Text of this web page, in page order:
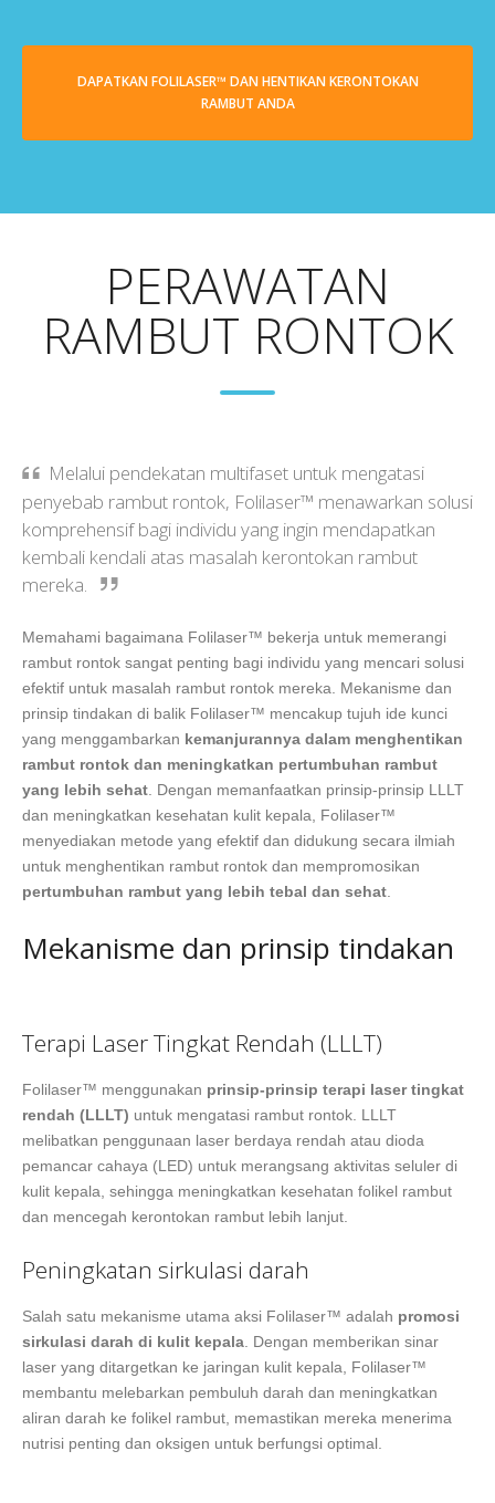
DAPATKAN FOLILASER™ DAN HENTIKAN KERONTOKAN
RAMBUT ANDA
PERAWATAN
RAMBUT RONTOK
Melalui pendekatan multifaset untuk mengatasi
penyebab rambut rontok, Folilaser™ menawarkan solusi
komprehensif bagi individu yang ingin mendapatkan
kembali kendali atas masalah kerontokan rambut
mereka.
Memahami bagaimana Folilaser™ bekerja untuk memerangi
rambut rontok sangat penting bagi individu yang mencari solusi
efektif untuk masalah rambut rontok mereka. Mekanisme dan
prinsip tindakan di balik Folilaser™ mencakup tujuh ide kunci
yang menggambarkan kemanjurannya dalam menghentikan
rambut rontok dan meningkatkan pertumbuhan rambut
yang lebih sehat . Dengan memanfaatkan prinsip-prinsip LLLT
dan meningkatkan kesehatan kulit kepala, Folilaser™
menyediakan metode yang efektif dan didukung secara ilmiah
untuk menghentikan rambut rontok dan mempromosikan
pertumbuhan rambut yang lebih tebal dan sehat
Mekanisme dan prinsip tindakan
Terapi Laser Tingkat Rendah (LLLT)
Folilaser™ menggunakan prinsip-prinsip terapi laser tingkat
rendah (LLLT) untuk mengatasi rambut rontok. LLLT
melibatkan penggunaan laser berdaya rendah atau dioda
pemancar cahaya (LED) untuk merangsang aktivitas seluler di
kulit kepala, sehingga meningkatkan kesehatan folikel rambut
dan mencegah kerontokan rambut lebih lanjut.
Peningkatan sirkulasi darah
Salah satu mekanisme utama aksi Folilaser™ adalah promosi
sirkulasi darah di kulit kepala. Dengan memberikan sinar
laser yang ditargetkan ke jaringan kulit kepala, Folilaser™
membantu melebarkan pembuluh darah dan meningkatkan
aliran darah ke folikel rambut, memastikan mereka menerima
nutrisi penting dan oksigen untuk berfungsi optimal.